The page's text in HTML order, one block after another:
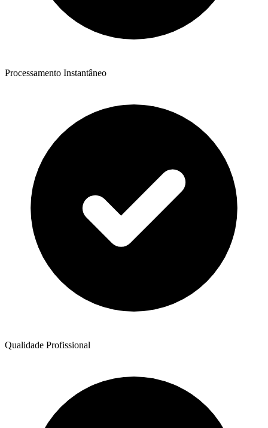
Processamento Instantâneo
Qualidade Profissional